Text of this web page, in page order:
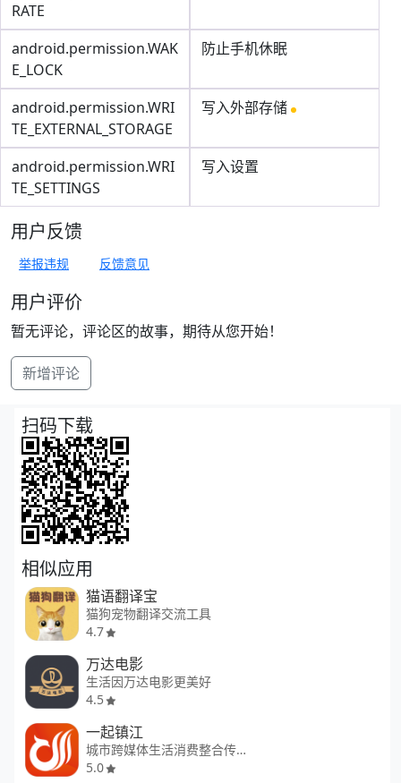
RATE
android.permission.WAK
E_LOCK
防止手机休眠
android.permission.WRI
TE_EXTERNAL_STORAGE
写入外部存储
android.permission.WRI
TE_SETTINGS
写入设置
用户反馈
举报违规 反馈意见
用户评价
暂无评论，评论区的故事，期待从您开始！
新增评论
扫码下载
相似应用
猫语翻译宝
猫狗宠物翻译交流工具
4.7
万达电影
生活因万达电影更美好
4.5
一起镇江
城市跨媒体生活消费整合传播平台
5.0